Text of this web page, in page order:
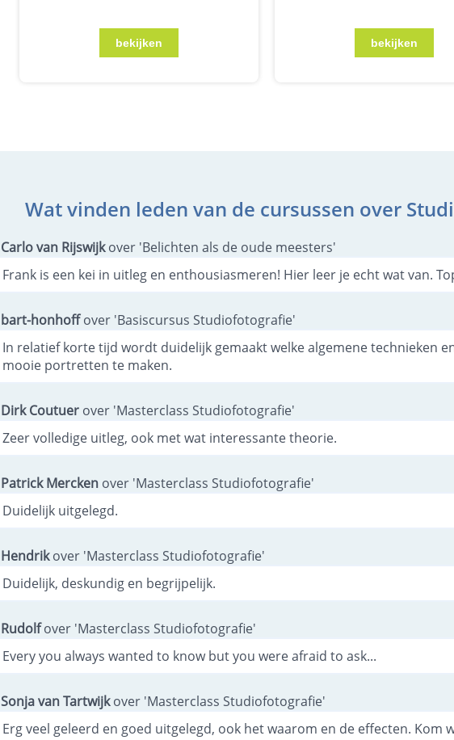
Wat vinden leden van de cursussen over
Carlo van Rijswijkover 'Belichten als de oude meesters'
Frank is een kei in uitleg en enthousiasmeren! Hier leer je echt wat van.
bart-honhoffover 'Basiscursus Studiofotografie'
In relatief korte tijd wordt duidelijk gemaakt welke algemene technieken
mooie portretten te maken.
Dirk Coutuer over 'Masterclass Studiofotografie'
Zeer volledige uitleg, ook met wat interessante theorie.
Patrick Mercken over 'Masterclass Studiofotografie'
Duidelijk uitgelegd.
Hendrikover 'Masterclass Studiofotografie'
Duidelijk, deskundig en begrijpelijk.
Rudolfover 'Masterclass Studiofotografie'
Every you always wanted to know but you were afraid to ask...
Sonja van Tartwijkover 'Masterclass Studiofotografie'
Erg veel geleerd en goed uitgelegd, ook het waarom en de effecten. Kom